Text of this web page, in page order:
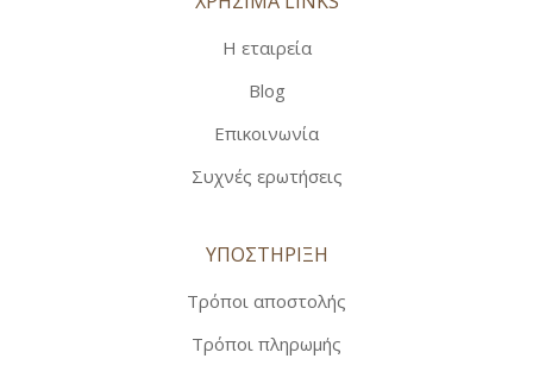
Η εταιρεία
Blog
Επικοινωνία
Συχνές ερωτήσεις
ΥΠΟΣΤΗΡΙΞΗ
Τρόποι αποστολής
Τρόποι πληρωμής